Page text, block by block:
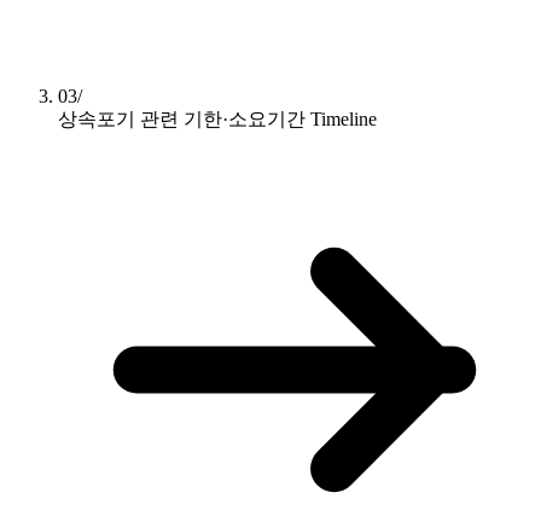
03/
상속포기 관련 기한·소요기간 Timeline